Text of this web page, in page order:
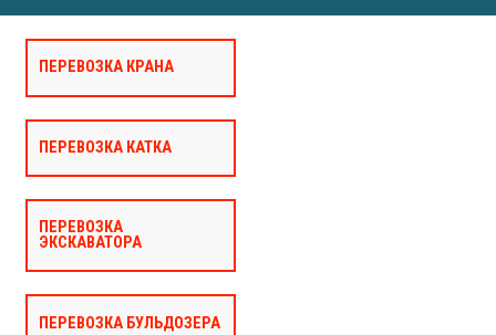
ПЕРЕВОЗКА КРАНА
ПЕРЕВОЗКА КАТКА
ПЕРЕВОЗКА
ЭКСКАВАТОРА
ПЕРЕВОЗКА БУЛЬДОЗЕРА